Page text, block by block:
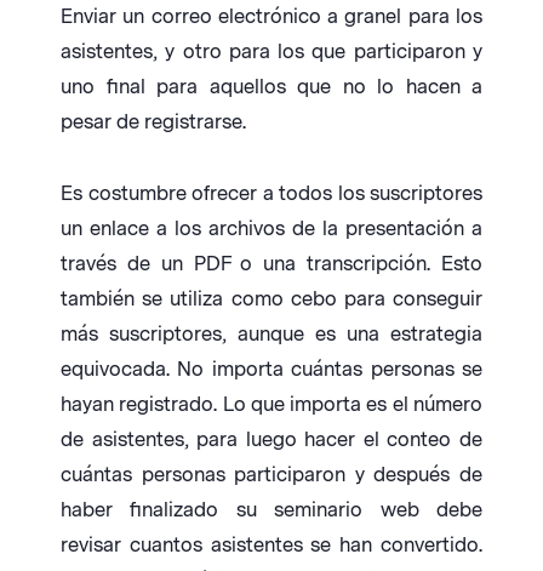
Enviar un correo electrónico a granel para los
asistentes, y otro para los que participaron y
uno final para aquellos que no lo hacen a
pesar de registrarse.
Es costumbre ofrecer a todos los suscriptores
un enlace a los archivos de la presentación a
través de un PDF o una transcripción. Esto
también se utiliza como cebo para conseguir
más suscriptores, aunque es una estrategia
equivocada. No importa cuántas personas se
hayan registrado. Lo que importa es el número
de asistentes, para luego hacer el conteo de
cuántas personas participaron y después de
haber finalizado su seminario web debe
revisar cuantos asistentes se han convertido.